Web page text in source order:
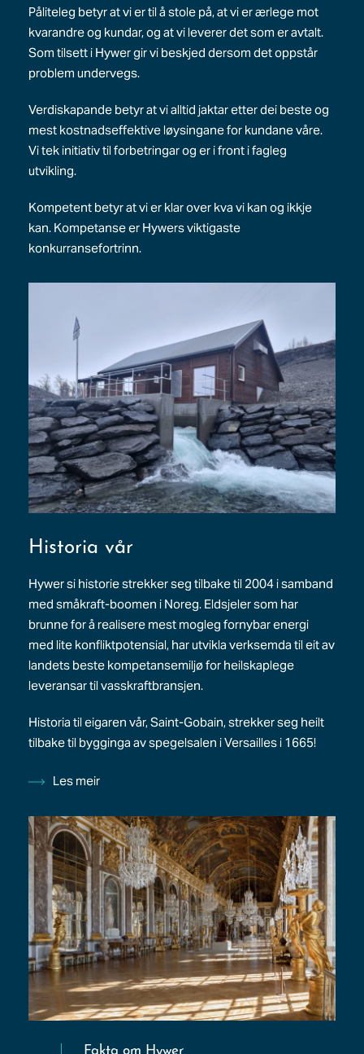
Påliteleg betyr at vi er til å stole på, at vi er ærlege mot
kvarandre og kundar, og at vi leverer det som er avtalt.
Som tilsett i Hywer gir vi beskjed dersom det oppstår
problem undervegs.
Verdiskapande betyr at vi alltid jaktar etter dei beste og
mest kostnadseffektive løysingane for kundane våre.
Vi tek initiativ til forbetringar og er i front i fagleg
utvikling.
Kompetent betyr at vi er klar over kva vi kan og ikkje
kan. Kompetanse er Hywers viktigaste
konkurransefortrinn.
Historia vår
Hywer si historie strekker seg tilbake til 2004 i samband
med småkraft-boomen i Noreg. Eldsjeler som har
brunne for å realisere mest mogleg fornybar energi
med lite konfliktpotensial, har utvikla verksemda til eit av
landets beste kompetansemiljø for heilskaplege
leveransar til vasskraftbransjen.
Historia til eigaren vår, Saint-Gobain, strekker seg heilt
tilbake til bygginga av spegelsalen i Versailles i 1665!
Les meir